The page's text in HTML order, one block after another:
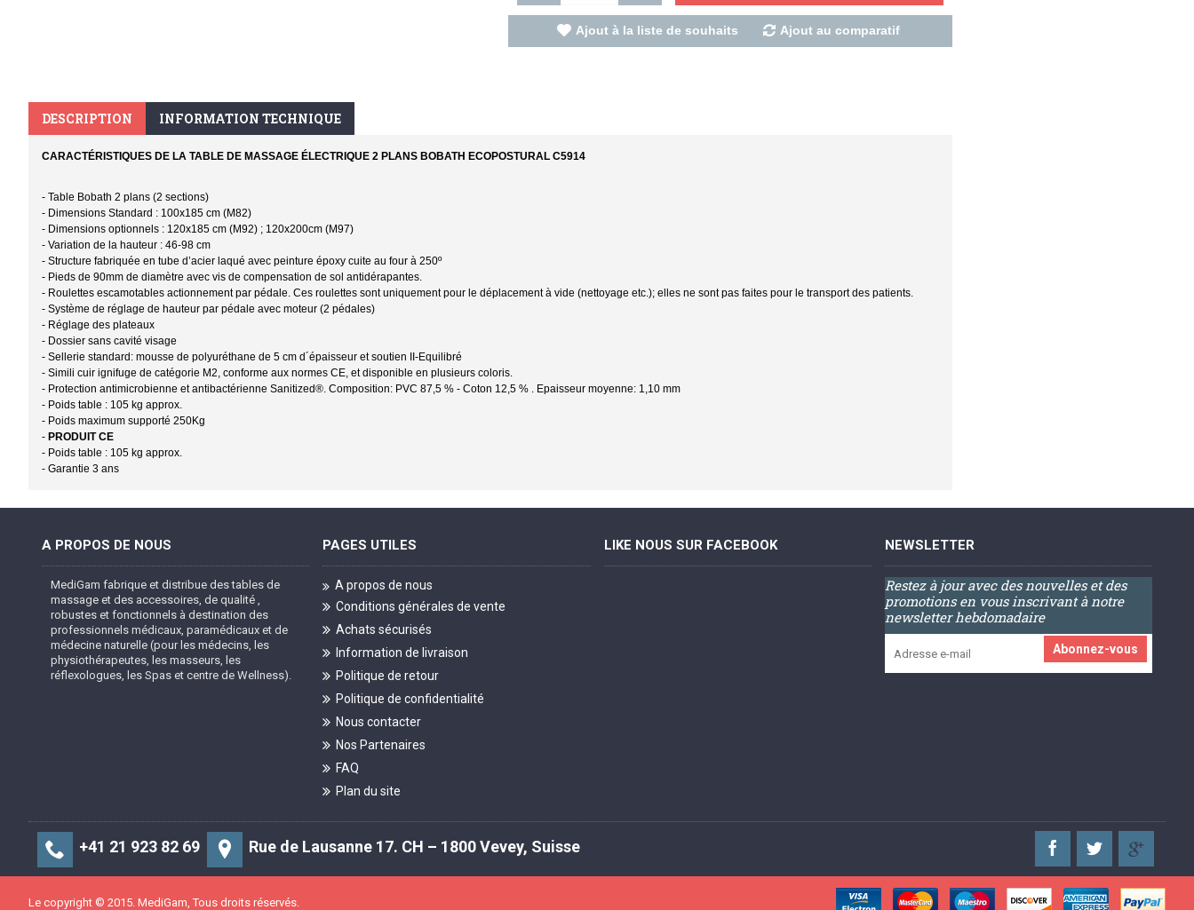
Ajout à la liste de souhaits Ajout au comparatif
DESCRIPTION INFORMATION TECHNIQUE
CARACTÉRISTIQUES DE LA TABLE DE MASSAGE ÉLECTRIQUE 2 PLANS BOBATH ECOPOSTURAL C5914
- Table Bobath 2 plans (2 sections)
- Dimensions Standard : 100x185 cm (M82)
- Dimensions optionnels : 120x185 cm (M92) ; 120x200cm (M97)
- Variation de la hauteur : 46-98 cm
- Structure fabriquée en tube d’acier laqué avec peinture époxy cuite au four à 250º
- Pieds de 90mm de diamètre avec vis de compensation de sol antidérapantes.
- Roulettes escamotables actionnement par pédale. Ces roulettes sont uniquement pour le déplacement à vide (nettoyage etc.); elles ne sont pas faites pour le transport des patients.
- Système de réglage de hauteur par pédale avec moteur (2 pédales)
- Réglage des plateaux
- Dossier sans cavité visage
- Sellerie standard: mousse de polyuréthane de 5 cm d´épaisseur et soutien II-Equilibré
- Simili cuir ignifuge de catégorie M2, conforme aux normes CE, et disponible en plusieurs coloris.
- Protection antimicrobienne et antibactérienne Sanitized®. Composition: PVC 87,5 % - Coton 12,5 % . Epaisseur moyenne: 1,10 mm
- Poids table : 105 kg approx.
- Poids maximum supporté 250Kg
- PRODUIT CE
- Poids table : 105 kg approx.
- Garantie 3 ans
A PROPOS DE NOUS
MediGam fabrique et distribue des tables de
massage et des accessoires, de qualité ,
robustes et fonctionnels à destination des
professionnels médicaux, paramédicaux et de
médecine naturelle (pour les médecins, les
physiothérapeutes, les masseurs, les
réflexologues, les Spas et centre de Wellness).
PAGES UTILES
A propos de nous
Conditions générales de vente
Achats sécurisés
Information de livraison
Politique de retour
Politique de confidentialité
Nous contacter
Nos Partenaires
FAQ
Plan du site
LIKE NOUS SUR FACEBOOK NEWSLETTER
Restez à jour avec des nouvelles et des
promotions en vous inscrivant à notre
newsletter hebdomadaire
Abonnez-vous
+41 21 923 82 69 Rue de Lausanne 17. CH – 1800 Vevey, Suisse
Le copyright © 2015. MediGam, Tous droits réservés.